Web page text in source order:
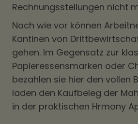
Rechnungsstellungen nicht
Nach wie vor können
Kantinen von
gehen. Im Gegensatz zur
Papieressensmarken oder
bezahlen sie hier den vollen
laden den Kaufbeleg der
in der praktischen Hrmony